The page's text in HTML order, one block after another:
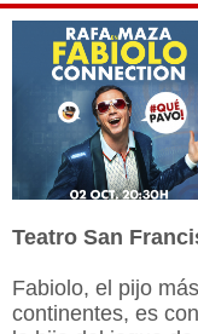
Teatro San
Fabiolo, el pijo
continentes, es